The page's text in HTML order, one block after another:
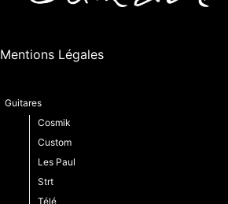
Mentions Légales
Guitares
Cosmik
Custom
Les Paul
Strt
Télé